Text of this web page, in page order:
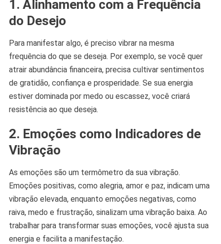
1. Alinhamento com a Frequência
do Desejo
Para manifestar algo, é preciso vibrar na mesma
frequência do que se deseja. Por exemplo, se você quer
atrair abundância financeira, precisa cultivar sentimentos
de gratidão, confiança e prosperidade. Se sua energia
estiver dominada por medo ou escassez, você criará
resistência ao que deseja.
2. Emoções como Indicadores de
Vibração
As emoções são um termômetro da sua vibração.
Emoções positivas, como alegria, amor e paz, indicam uma
vibração elevada, enquanto emoções negativas, como
raiva, medo e frustração, sinalizam uma vibração baixa. Ao
trabalhar para transformar suas emoções, você ajusta sua
energia e facilita a manifestação.